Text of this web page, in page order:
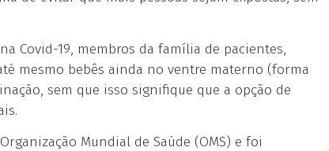
Covid-19, membros da família de pacientes,
mesmo bebês ainda no ventre materno (forma
sem que isso signifique que a opção de
Mundial de Saúde (OMS) e foi